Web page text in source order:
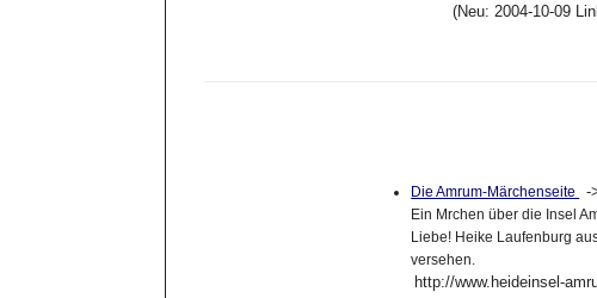
(Neu: 2004-10-09
Die Amrum-Märchenseite -
Ein Mrchen über die Insel
Liebe! Heike Laufenburg
versehen.
http://www.heideinsel-